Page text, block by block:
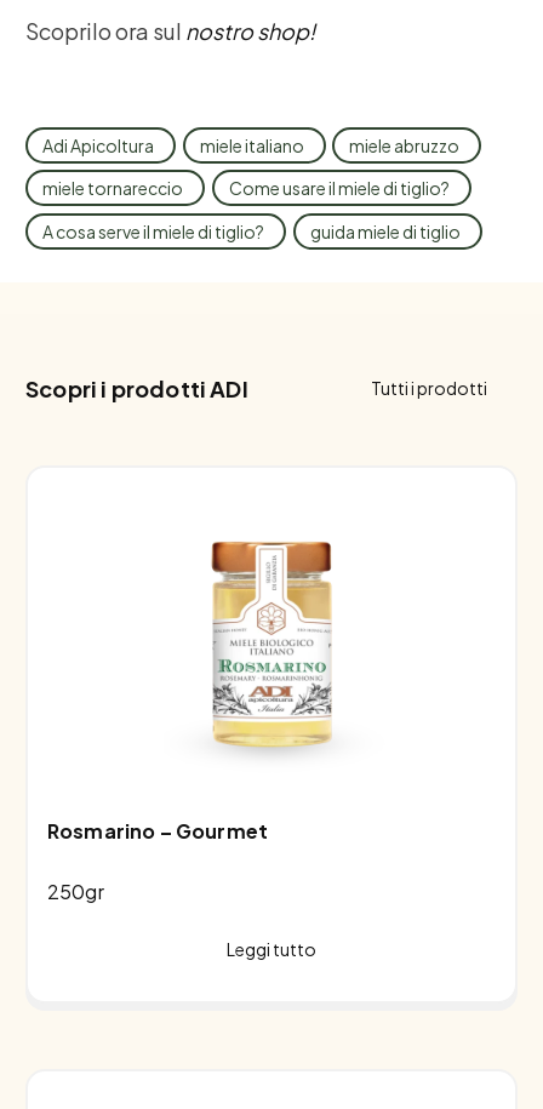
Scoprilo ora sul nostro shop!
Adi Apicoltura miele italiano
miele abruzzo
miele tornareccio
Come usare il miele di tiglio?
A cosa serve il miele di tiglio?
guida miele di tiglio
Scopri i prodotti ADI Tutti i prodotti
Rosmarino – Gourmet
250gr
Leggi tutto